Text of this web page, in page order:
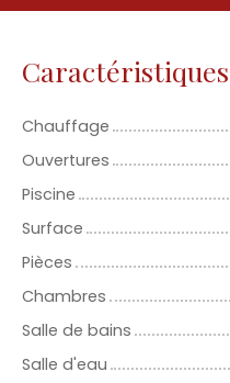
Chauffage
Ouvertures
Piscine
Surface
Pièces
Chambres
Salle de bains
Salle d'eau